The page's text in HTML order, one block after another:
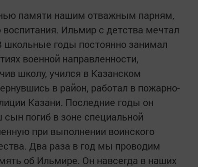
памяти нашим отважным парням,
Ильмир с детства мечтал
годы постоянно занимал
военной направленности,
школу, учился в Казанском
в район, работал в пожарно-
Казани. Последние годы он
погиб в зоне специальной
при выполнении воинского
Два раза в год мы проводим
об Ильмире. Он навсегда в наших